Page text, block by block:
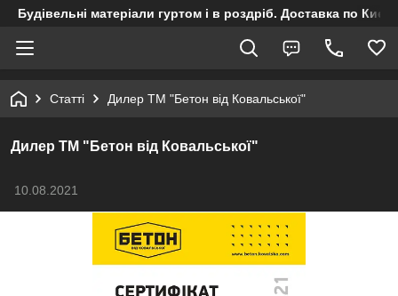
Будівельні матеріали гуртом і в роздріб. Доставка по
Статті Дилер ТМ "Бетон від Ковальської"
Дилер ТМ "Бетон від Ковальської"
10.08.2021